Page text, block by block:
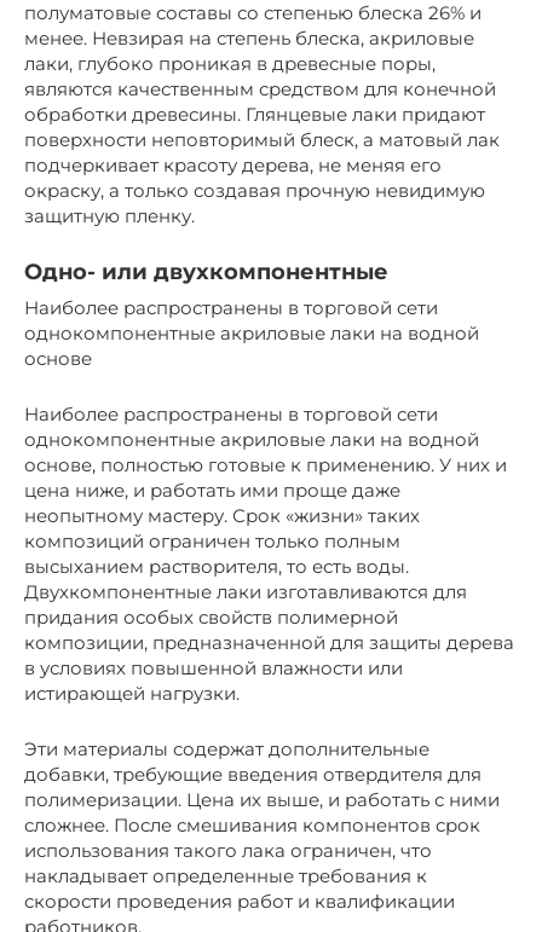
полуматовые составы со степенью блеска 26% и
менее. Невзирая на степень блеска, акриловые
лаки, глубоко проникая в древесные поры,
являются качественным средством для конечной
обработки древесины. Глянцевые лаки придают
поверхности неповторимый блеск, а матовый лак
подчеркивает красоту дерева, не меняя его
окраску, а только создавая прочную невидимую
защитную пленку.
Одно- или двухкомпонентные
Наиболее распространены в торговой сети
однокомпонентные акриловые лаки на водной
основе
Наиболее распространены в торговой сети
однокомпонентные акриловые лаки на водной
основе, полностью готовые к применению. У них и
цена ниже, и работать ими проще даже
неопытному мастеру. Срок «жизни» таких
композиций ограничен только полным
высыханием растворителя, то есть воды.
Двухкомпонентные лаки изготавливаются для
придания особых свойств полимерной
композиции, предназначенной для защиты дерева
в условиях повышенной влажности или
истирающей нагрузки.
Эти материалы содержат дополнительные
добавки, требующие введения отвердителя для
полимеризации. Цена их выше, и работать с ними
сложнее. После смешивания компонентов срок
использования такого лака ограничен, что
накладывает определенные требования к
скорости проведения работ и квалификации
работников.